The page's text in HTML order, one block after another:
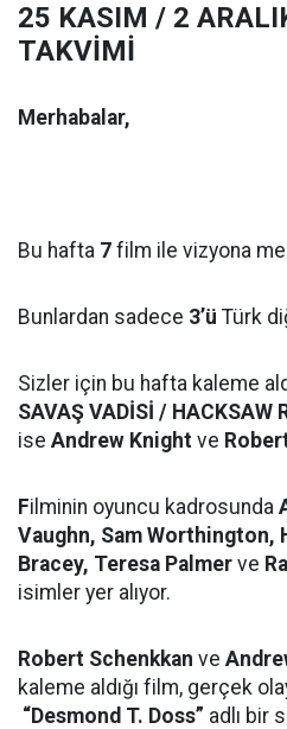
25 KASIM / 2
TAKVİMİ
Merhabalar,
Bu hafta 7 film ile vizyona
Bunlardan sadece 3’ü Türk
Sizler için bu hafta kaleme
SAVAŞ VADİSİ / HACKSAW
ise Andrew Knight ve
Filminin oyuncu kadrosunda
Vaughn, Sam Worthington,
Bracey, Teresa Palmer ve
isimler yer alıyor.
Robert Schenkkan ve
kaleme aldığı film, gerçek
“Desmond T. Doss” adlı bir